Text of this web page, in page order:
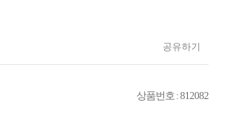
공유하기
상품번호 : 812082